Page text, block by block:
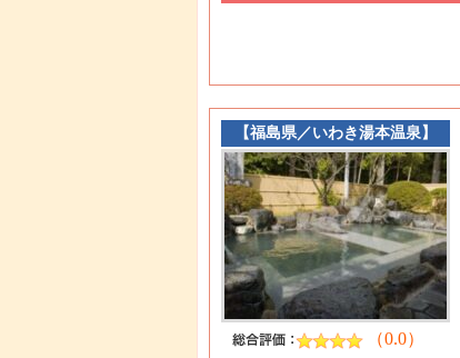
【福島県／いわき湯本温泉】
（0.0）